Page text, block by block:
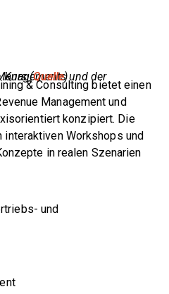
Kurs (Quelle)
& Consulting bietet einen
Management und
konzipiert. Die
interaktiven Workshops und
in realen Szenarien
und